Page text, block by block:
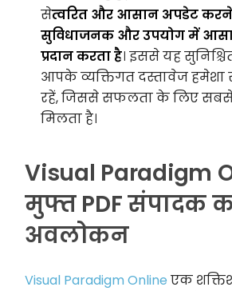
सेत्वरित और आसान अपडेट
सुविधाजनक और उपयोग में
प्रदान करता है। इससे यह
आपके व्यक्तिगत दस्तावेज हमेशा
रहें, जिससे सफलता के लिए
मिलता है।
Visual Paradigm
मुफ्त PDF संपादक
अवलोकन
Visual Paradigm Online एक